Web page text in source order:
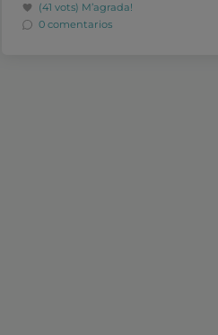
(41 vots) M’agrada!
0 comentarios